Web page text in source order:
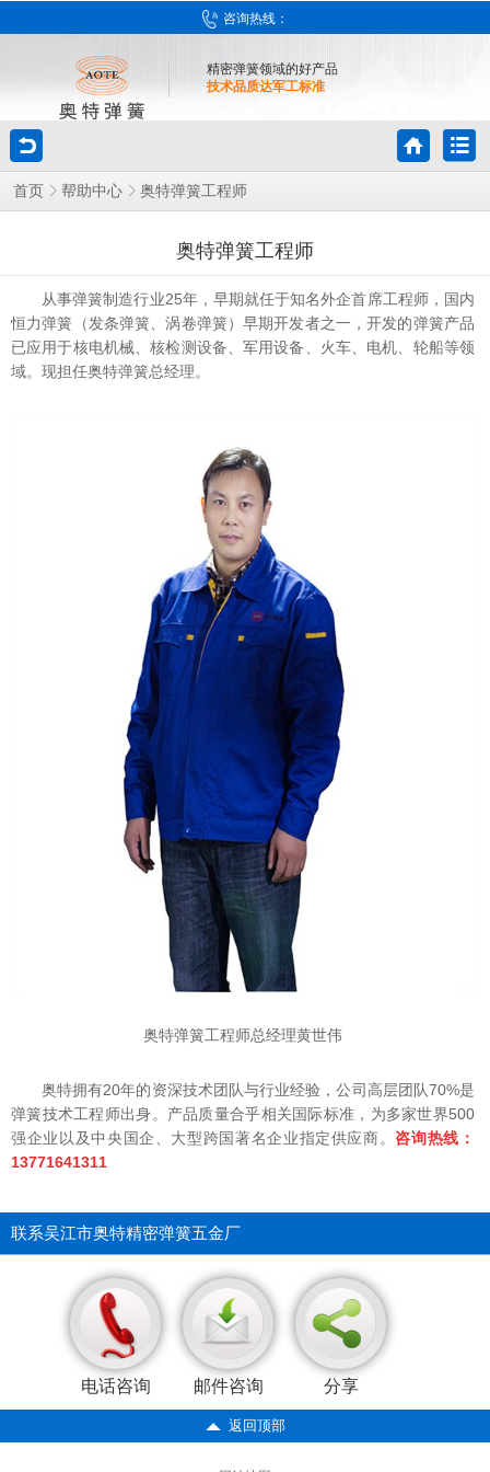
咨询热线：
精密弹簧领域的好产品
技术品质达军工标准
首页 帮助中心 奥特弹簧工程师
奥特弹簧工程师
从事弹簧制造行业25年，早期就任于知名外企首席工程师，国内
恒力弹簧（发条弹簧、涡卷弹簧）早期开发者之一，开发的弹簧产品
已应用于核电机械、核检测设备、军用设备、火车、电机、轮船等领
域。现担任奥特弹簧总经理。
奥特弹簧工程师总经理黄世伟
奥特拥有20年的资深技术团队与行业经验，公司高层团队70%是
弹簧技术工程师出身。产品质量合乎相关国际标准，为多家世界500
强企业以及中央国企、大型跨国著名企业指定供应商。 咨询热线：
13771641311
联系吴江市奥特精密弹簧五金厂
电话咨询 邮件咨询 分享
返回顶部